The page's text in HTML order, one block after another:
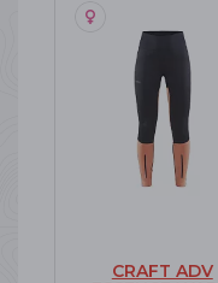
CRAFT ADV